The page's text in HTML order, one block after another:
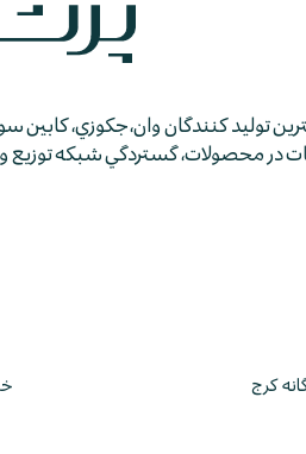
توليد كنندگان وان، جكوزي،
در محصولات، گستردگي شبكه توزيع و